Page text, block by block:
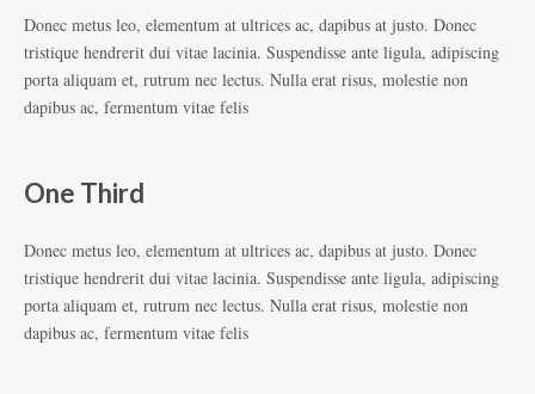
Donec metus leo, elementum at ultrices ac, dapibus at justo. Donec
tristique hendrerit dui vitae lacinia. Suspendisse ante ligula, adipiscing
porta aliquam et, rutrum nec lectus. Nulla erat risus, molestie non
dapibus ac, fermentum vitae felis
One Third
Donec metus leo, elementum at ultrices ac, dapibus at justo. Donec
tristique hendrerit dui vitae lacinia. Suspendisse ante ligula, adipiscing
porta aliquam et, rutrum nec lectus. Nulla erat risus, molestie non
dapibus ac, fermentum vitae felis